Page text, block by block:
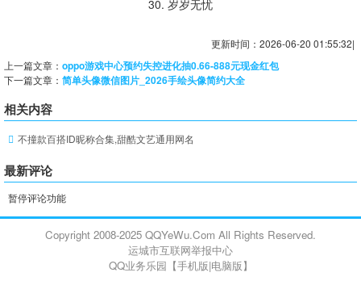
30. 岁岁无忧
更新时间：2026-06-20 01:55:32|
上一篇文章： oppo游戏中心预约失控进化抽0.66-888元现金红包
下一篇文章： 简单头像微信图片_2026手绘头像简约大全
相关内容
不撞款百搭ID昵称合集,甜酷文艺通用网名
最新评论
暂停评论功能
Copyright 2008-2025 QQYeWu.Com All Rights Reserved.
运城市互联网举报中心
QQ业务乐园【手机版|电脑版】